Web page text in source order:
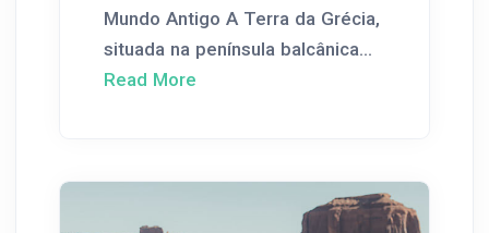
Mundo Antigo A Terra da Grécia,
situada na península balcânica...
Read More